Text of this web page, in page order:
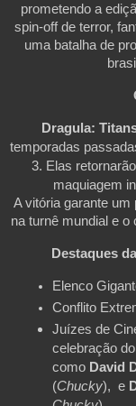
prometendo a
spin-off de terror,
uma batalha de
Dragula:
temporadas
3. Elas
maquiagem
A vitória garante um
na turnê mundial e o
Destaques
Elenco
Conflito
Juízes de
celebração
como David
(Chucky), e